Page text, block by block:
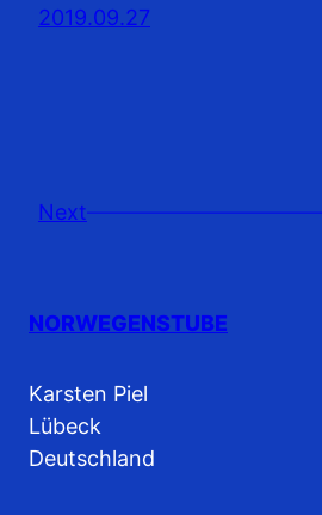
2019.09.27
Next
NORWEGENSTUBE
Karsten Piel
Lübeck
Deutschland